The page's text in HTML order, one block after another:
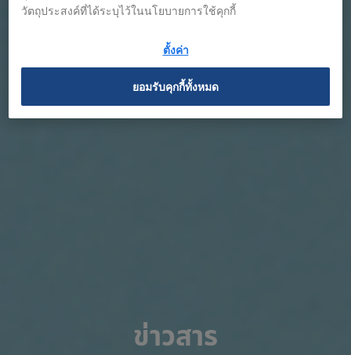
ข่าวสาร
วัตถุประสงค์ที่ได้ระบุไว้ในนโยบายการใช้คุกกี้
ตั้งค่า
ยอมรับคุกกี้ทั้งหมด